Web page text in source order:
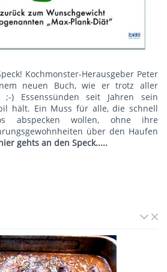
Kochmonster-Herausgeber Peter
neuen Buch, wie er trotz aller
) Essenssünden seit Jahren sein
hält. Ein Muss für alle, die schnell
abspecken wollen, ohne ihre
über den Haufen
gehts an den Speck.....